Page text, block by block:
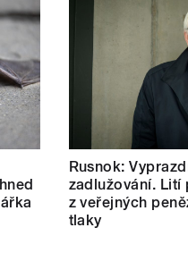
Rusnok:
zadlužování. Lití
z veřejných
tlaky